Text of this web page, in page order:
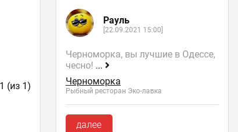
(из 1)
Рауль
[22.09.2021 15:00]
Черноморка, вы лучшие в Одессе,
чесно! ...
Черноморка
Рыбный ресторан Эко-лавка
далее